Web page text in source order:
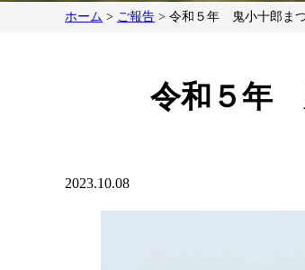
ホーム > ご報告 > 令和５年 鬼小十郎ま
令和５年
2023.10.08